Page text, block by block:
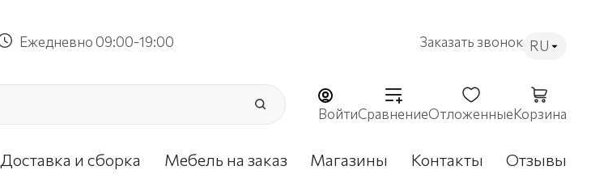
Ежедневно 09:00-19:00 Заказать звонок RU
ВойтиСравнениеОтложенныеКорзина
Доставка и сборка Мебель на заказ Магазины Контакты Отзывы